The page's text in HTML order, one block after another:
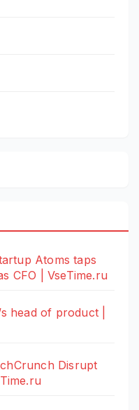
Atoms taps
CFO | VseTime.ru
head of product |
Disrupt